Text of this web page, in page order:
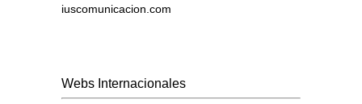
iuscomunicacion.com
Webs Internacionales